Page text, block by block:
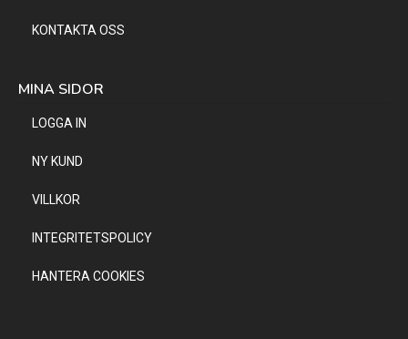
KONTAKTA OSS
MINA SIDOR
LOGGA IN
NY KUND
VILLKOR
INTEGRITETSPOLICY
HANTERA COOKIES